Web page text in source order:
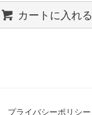
カートに入れる
プライバシーポリシー